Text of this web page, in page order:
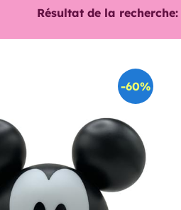
Résultat de la recherche:
-60%